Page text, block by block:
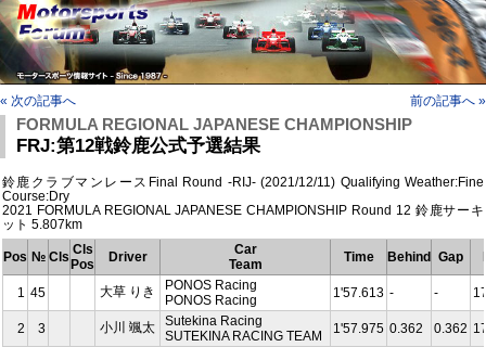
« 次の記事へ 前の記事へ »
FORMULA REGIONAL JAPANESE CHAMPIONSHIP
FRJ:第12戦鈴鹿公式予選結果
鈴鹿クラブマンレースFinal Round -RIJ- (2021/12/11) Qualifying Weather:Fine
Course:Dry
2021 FORMULA REGIONAL JAPANESE CHAMPIONSHIP Round 12 鈴鹿サーキ
ット 5.807km
Pos № Cls Cls
Pos
Driver
Car
Team
Time Behind Gap
1 45 大草 りき
PONOS Racing
PONOS Racing
1'57.613 - -
2 3 小川 颯太
Sutekina Racing
SUTEKINA RACING TEAM
1'57.975 0.362 0.362